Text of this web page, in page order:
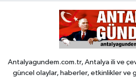
Antalyagundem.com.tr, Antalya ili ve
güncel olaylar, haberler, etkinlikler ve